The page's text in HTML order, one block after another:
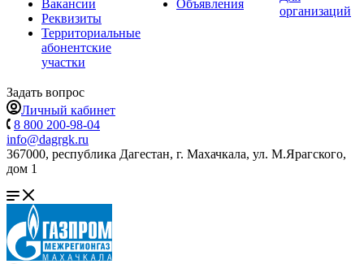
Вакансии
Реквизиты
Территориальные
абонентские
участки
Объявления
организаций
Задать вопрос
Личный кабинет
8 800 200-98-04
info@dagrgk.ru
367000, республика Дагестан, г. Махачкала, ул. М.Ярагского,
дом 1